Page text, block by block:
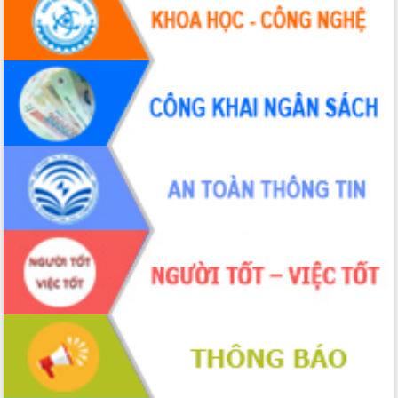
Tháo gỡ những vướng mắc, đẩy mạnh
công tác cải cách thủ tục hành chính
tại Trung tâm Phục vụ hành chính
công tỉnh
Đắk Lắk: Tôn vinh 46 giải pháp tại Hội
thi Sáng tạo Kỹ thuật 2024 - 2025
Đắk Lắk rà soát, điều chỉnh Đề án 190
về phát triển nuôi trồng thủy sản
Phó Chủ tịch UBND tỉnh Đắk Lắk
Trương Công Thái kiểm tra thực địa
Dự án cao tốc Khánh Hòa - Buôn Ma
Định vị cà phê Việt Nam như một “di
sản sống” trong dòng chảy toàn cầu
Xây dựng nông thôn mới: Nâng cao đời
sống người dân từ những mô hình thiết
Quyết liệt tháo gỡ vướng mắc, đẩy
nhanh tiến độ các dự án trọng điểm
trong Khu kinh tế Nam Phú Yên